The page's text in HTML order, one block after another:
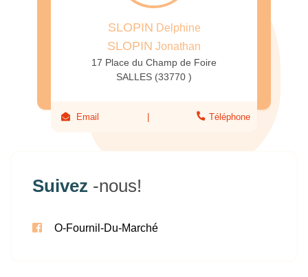
SLOPIN Delphine
SLOPIN Jonathan
17 Place du Champ de Foire
SALLES (33770 )
Email Téléphone
Suivez -nous!
O-Fournil-Du-Marché